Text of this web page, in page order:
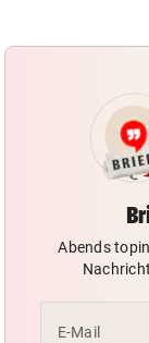
Abends
E-Mail